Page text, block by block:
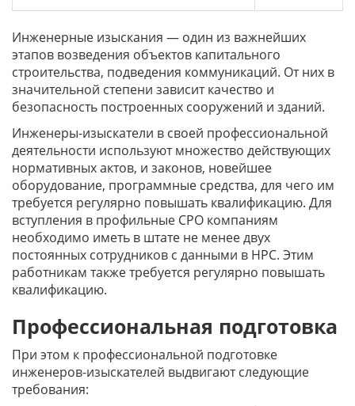
Инженерные изыскания — один из важнейших
этапов возведения объектов капитального
строительства, подведения коммуникаций. От них в
значительной степени зависит качество и
безопасность построенных сооружений и зданий.
Инженеры-изыскатели в своей профессиональной
деятельности используют множество действующих
нормативных актов, и законов, новейшее
оборудование, программные средства, для чего им
требуется регулярно повышать квалификацию. Для
вступления в профильные СРО компаниям
необходимо иметь в штате не менее двух
постоянных сотрудников с данными в НРС. Этим
работникам также требуется регулярно повышать
квалификацию.
Профессиональная подготовка
При этом к профессиональной подготовке
инженеров-изыскателей выдвигают следующие
требования: